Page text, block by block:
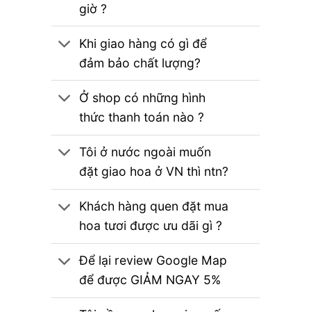
giờ ?
Khi giao hàng có gì để
đảm bảo chất lượng?
Ở shop có những hình
thức thanh toán nào ?
Tôi ở nước ngoài muốn
đặt giao hoa ở VN thì ntn?
Khách hàng quen đặt mua
hoa tươi được ưu dãi gì ?
Để lại review Google Map
để được GIẢM NGAY 5%